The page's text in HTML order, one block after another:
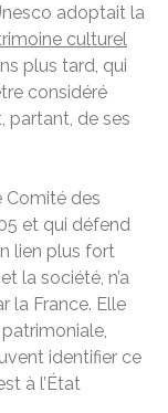
adoptait la
culturel
plus tard, qui
considéré
partant, de ses
Comité des
et qui défend
lien plus fort
la société, n’a
la France. Elle
identifier ce
à l’État